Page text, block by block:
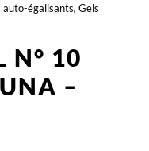
auto-égalisants, Gels
N° 10
–